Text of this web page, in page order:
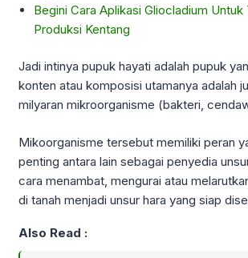
Begini Cara Aplikasi Gliocladium Untuk
Produksi Kentang
Jadi intinya pupuk hayati adalah pupuk
konten atau komposisi utamanya adalah
milyaran mikroorganisme (bakteri,
Mikoorganisme tersebut memiliki peran
penting antara lain sebagai penyedia
cara menambat, mengurai atau
di tanah menjadi unsur hara yang siap
Also Read :